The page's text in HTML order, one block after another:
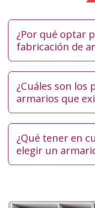
¿Por qué optar
fabricación de
¿Cuáles son los
armarios que
¿Qué tener en
elegir un